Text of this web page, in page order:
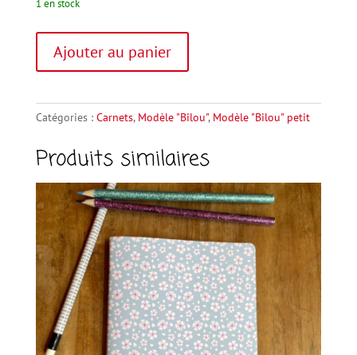
1 en stock
Petit
8
Ajouter au panier
r
a
t
i
v
e
:
Catégories : Carnets, Modèle "Bilou", Modèle "Bilou" petit
Produits similaires